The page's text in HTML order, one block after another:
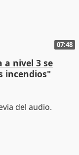
07:48
a nivel 3 se
incendios"